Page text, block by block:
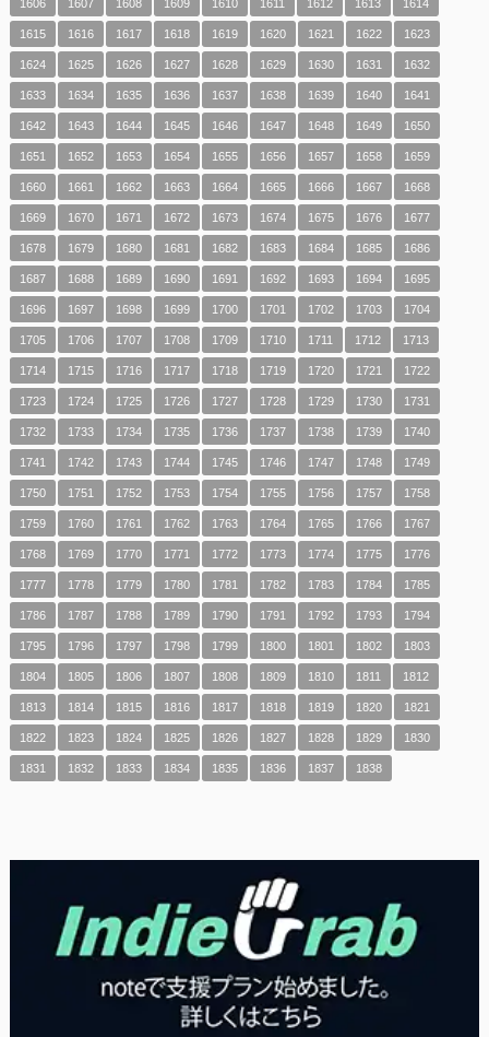
1606 1607 1608 1609 1610 1611 1612 1613 1614
1615 1616 1617 1618 1619 1620 1621 1622 1623
1624 1625 1626 1627 1628 1629 1630 1631 1632
1633 1634 1635 1636 1637 1638 1639 1640 1641
1642 1643 1644 1645 1646 1647 1648 1649 1650
1651 1652 1653 1654 1655 1656 1657 1658 1659
1660 1661 1662 1663 1664 1665 1666 1667 1668
1669 1670 1671 1672 1673 1674 1675 1676 1677
1678 1679 1680 1681 1682 1683 1684 1685 1686
1687 1688 1689 1690 1691 1692 1693 1694 1695
1696 1697 1698 1699 1700 1701 1702 1703 1704
1705 1706 1707 1708 1709 1710 1711 1712 1713
1714 1715 1716 1717 1718 1719 1720 1721 1722
1723 1724 1725 1726 1727 1728 1729 1730 1731
1732 1733 1734 1735 1736 1737 1738 1739 1740
1741 1742 1743 1744 1745 1746 1747 1748 1749
1750 1751 1752 1753 1754 1755 1756 1757 1758
1759 1760 1761 1762 1763 1764 1765 1766 1767
1768 1769 1770 1771 1772 1773 1774 1775 1776
1777 1778 1779 1780 1781 1782 1783 1784 1785
1786 1787 1788 1789 1790 1791 1792 1793 1794
1795 1796 1797 1798 1799 1800 1801 1802 1803
1804 1805 1806 1807 1808 1809 1810 1811 1812
1813 1814 1815 1816 1817 1818 1819 1820 1821
1822 1823 1824 1825 1826 1827 1828 1829 1830
1831 1832 1833 1834 1835 1836 1837 1838